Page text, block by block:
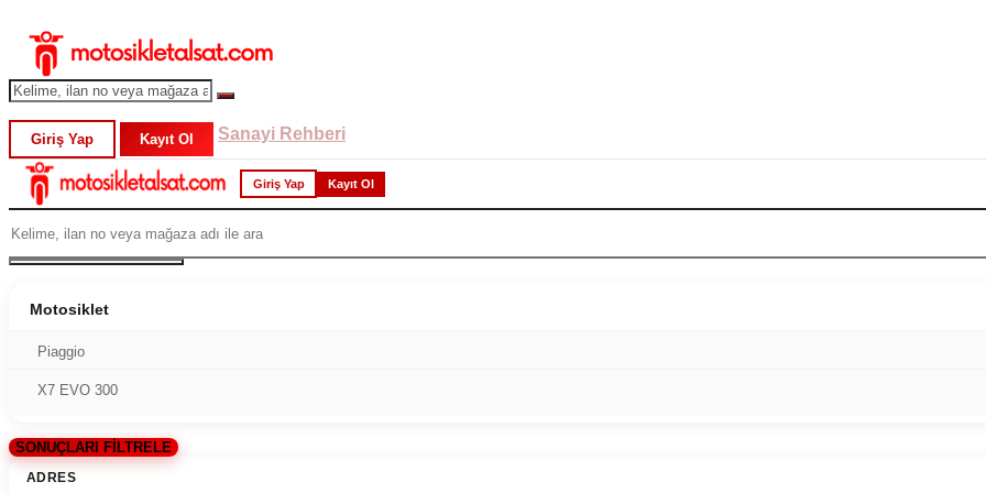
Giriş Yap Kayıt Ol Sanayi Rehberi
Giriş Yap Kayıt Ol
Motosiklet
Piaggio
X7 EVO 300
SONUÇLARI FİLTRELE
ADRES